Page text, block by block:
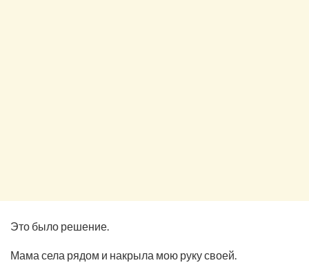
Это было решение.
Мама села рядом и накрыла мою руку своей.